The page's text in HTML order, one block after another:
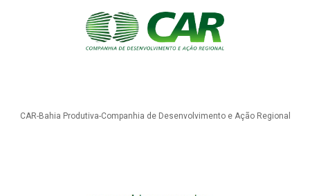
CAR-Bahia Produtiva-Companhia de Desenvolvimento e Ação Regional